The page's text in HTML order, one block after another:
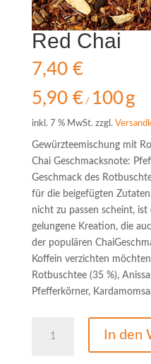
Red Chai
7,40 €
5,90 €/ 100g
inkl. 7 % MwSt. zzgl.
Gewürzteemischung mit
Chai Geschmacksnote:
Geschmack des
für die beigefügten
nicht zu passen scheint,
gelungene Kreation, die
der populären
Koffein verzichten
Rotbuschtee (35 %),
Pfefferkörner,
In den